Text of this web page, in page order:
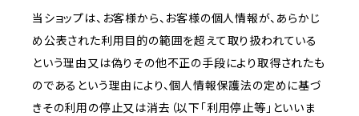
当ショップは、お客様から、お客様の個人情報が、あらかじ
め公表された利用目的の範囲を超えて取り扱われている
という理由又は偽りその他不正の手段により取得されたも
のであるという理由により、個人情報保護法の定めに基づ
きその利用の停止又は消去（以下「利用停止等」といいま